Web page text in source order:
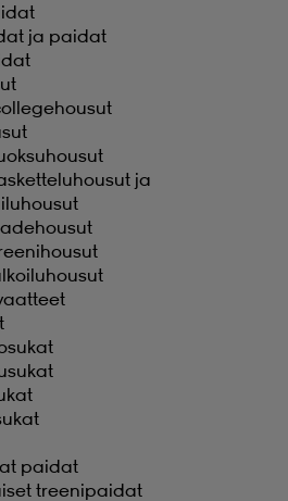
ja paidat
ja
paidat
treenipaidat